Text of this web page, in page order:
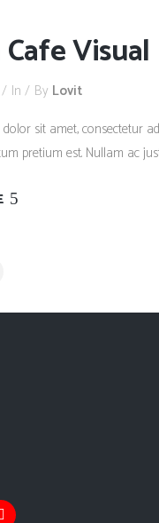
In By Lovit
sit amet, consectetur
pretium est. Nullam ac